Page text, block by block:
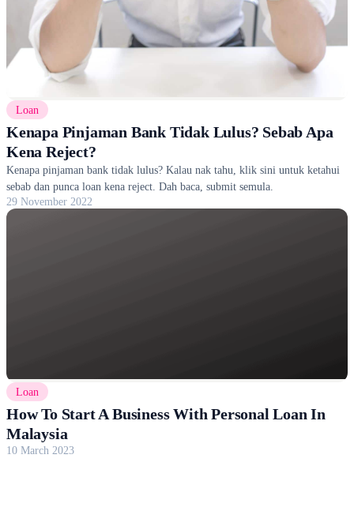
Loan
Kenapa Pinjaman Bank Tidak Lulus? Sebab Apa
Kena Reject?
Kenapa pinjaman bank tidak lulus? Kalau nak tahu, klik sini untuk ketahui
sebab dan punca loan kena reject. Dah baca, submit semula.
29 November 2022
Loan
How To Start A Business With Personal Loan In
Malaysia
10 March 2023